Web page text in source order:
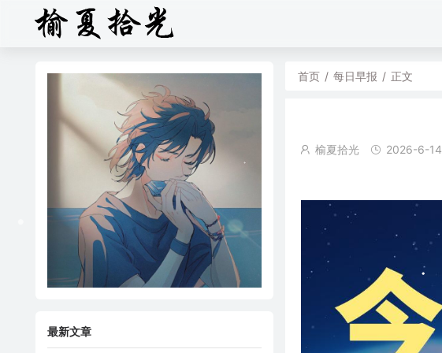
首页 / 每日早报 / 正文
榆夏拾光 2026-6-14
最新文章